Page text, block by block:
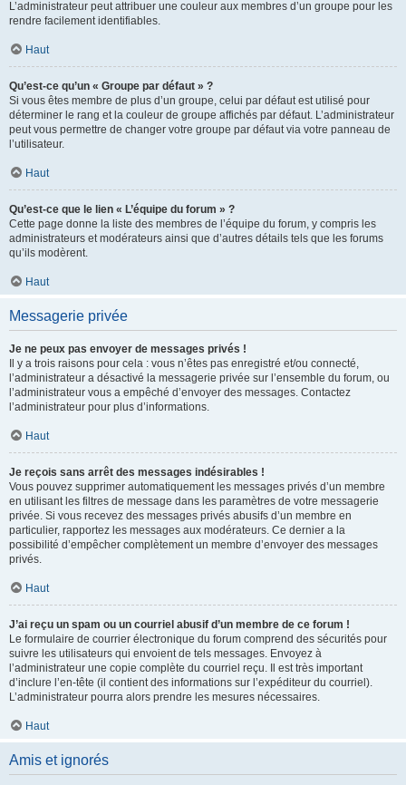
L’administrateur peut attribuer une couleur aux membres d’un groupe pour les
rendre facilement identifiables.
Haut
Qu’est-ce qu’un « Groupe par défaut » ?
Si vous êtes membre de plus d’un groupe, celui par défaut est utilisé pour
déterminer le rang et la couleur de groupe affichés par défaut. L’administrateur
peut vous permettre de changer votre groupe par défaut via votre panneau de
l’utilisateur.
Haut
Qu’est-ce que le lien « L’équipe du forum » ?
Cette page donne la liste des membres de l’équipe du forum, y compris les
administrateurs et modérateurs ainsi que d’autres détails tels que les forums
qu’ils modèrent.
Haut
Messagerie privée
Je ne peux pas envoyer de messages privés !
Il y a trois raisons pour cela : vous n’êtes pas enregistré et/ou connecté,
l’administrateur a désactivé la messagerie privée sur l’ensemble du forum, ou
l’administrateur vous a empêché d’envoyer des messages. Contactez
l’administrateur pour plus d’informations.
Haut
Je reçois sans arrêt des messages indésirables !
Vous pouvez supprimer automatiquement les messages privés d’un membre
en utilisant les filtres de message dans les paramètres de votre messagerie
privée. Si vous recevez des messages privés abusifs d’un membre en
particulier, rapportez les messages aux modérateurs. Ce dernier a la
possibilité d’empêcher complètement un membre d’envoyer des messages
privés.
Haut
J’ai reçu un spam ou un courriel abusif d’un membre de ce forum !
Le formulaire de courrier électronique du forum comprend des sécurités pour
suivre les utilisateurs qui envoient de tels messages. Envoyez à
l’administrateur une copie complète du courriel reçu. Il est très important
d’inclure l’en-tête (il contient des informations sur l’expéditeur du courriel).
L’administrateur pourra alors prendre les mesures nécessaires.
Haut
Amis et ignorés